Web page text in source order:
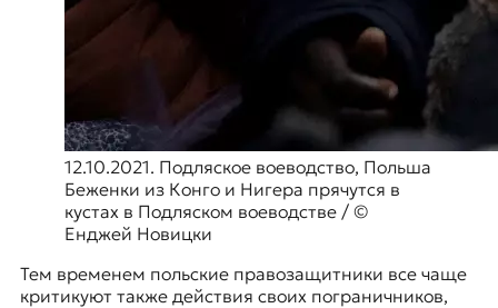
12.10.2021. Подляское воеводство, Польша
Беженки из Конго и Нигера прячутся в
кустах в Подляском воеводстве / ©
Енджей Новицки
Тем временем польские правозащитники все чаще
критикуют также действия своих пограничников,